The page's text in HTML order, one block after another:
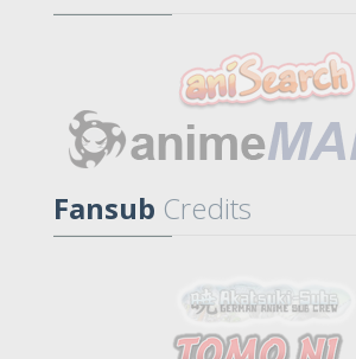
Fansub Credits